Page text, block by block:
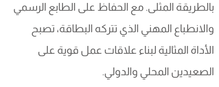
بالطريقة المثلى. مع الحفاظ على الطابع الرسمي
والانطباع المهني الذي تتركه البطاقة، تصبح
الأداة المثالية لبناء علاقات عمل قوية على
الصعيدين المحلي والدولي.